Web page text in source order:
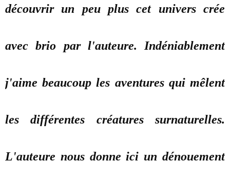
découvrir un peu plus cet univers crée
avec brio par l'auteure. Indéniablement
j'aime beaucoup les aventures qui mêlent
les différentes créatures surnaturelles.
L'auteure nous donne ici un dénouement